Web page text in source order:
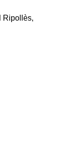
Ripollès,